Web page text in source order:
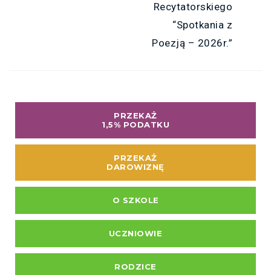
Recytatorskiego
“Spotkania z
Poezją – 2026r.”
PRZEKAŻ
1,5% PODATKU
PRZEKAŻ
DAROWIZNĘ
O SZKOLE
UCZNIOWIE
RODZICE